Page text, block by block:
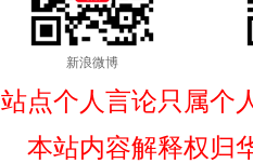
新浪微博
站点个人言论只属个
本站内容解释权归